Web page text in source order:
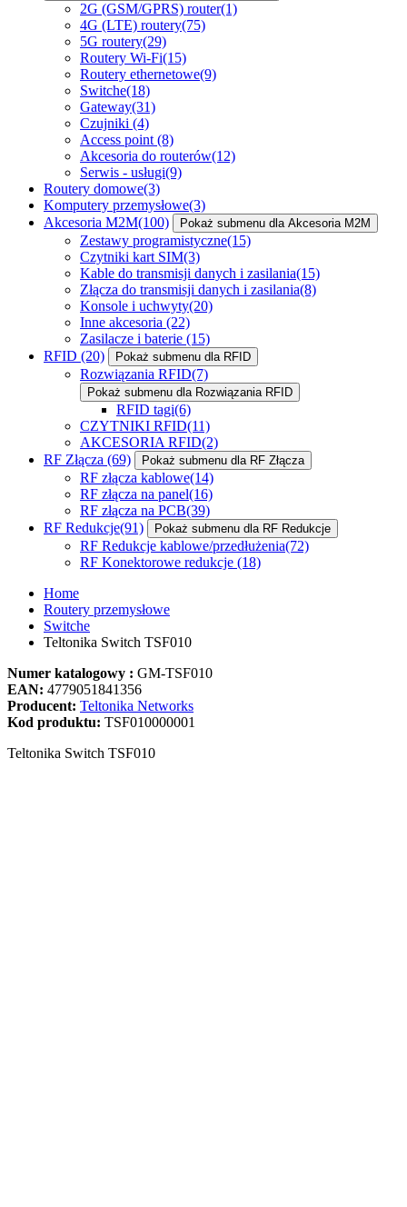
2G (GSM/GPRS) router(1)
4G (LTE) routery(75)
5G routery(29)
Routery Wi-Fi(15)
Routery ethernetowe(9)
Switche(18)
Gateway(31)
Czujniki (4)
Access point (8)
Akcesoria do routerów(12)
Serwis - usługi(9)
Routery domowe(3)
Komputery przemysłowe(3)
Akcesoria M2M(100) Pokaż submenu dla Akcesoria M2M
Zestawy programistyczne(15)
Czytniki kart SIM(3)
Kable do transmisji danych i zasilania(15)
Złącza do transmisji danych i zasilania(8)
Konsole i uchwyty(20)
Inne akcesoria (22)
Zasilacze i baterie (15)
RFID (20) Pokaż submenu dla RFID
Rozwiązania RFID(7)
Pokaż submenu dla Rozwiązania RFID
RFID tagi(6)
CZYTNIKI RFID(11)
AKCESORIA RFID(2)
RF Złącza (69) Pokaż submenu dla RF Złącza
RF złącza kablowe(14)
RF złącza na panel(16)
RF złącza na PCB(39)
RF Redukcje(91) Pokaż submenu dla RF Redukcje
RF Redukcje kablowe/przedłużenia(72)
RF Konektorowe redukcje (18)
Home
Routery przemysłowe
Switche
Teltonika Switch TSF010
Numer katalogowy : GM-TSF010
EAN: 4779051841356
Producent: Teltonika Networks
Kod produktu: TSF010000001
Teltonika Switch TSF010